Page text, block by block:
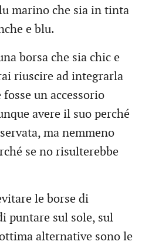
marino che sia in tinta
e blu.
borsa che sia chic e
riuscire ad integrarla
un accessorio
avere il suo perché
ma nemmeno
se no risulterebbe
le borse di
puntare sul sole, sul
alternative sono le